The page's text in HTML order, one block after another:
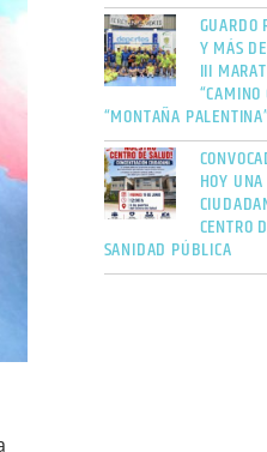
GUARDO
Y MÁS
III
“MONTAÑA
HOY
CENTRO
SANIDAD PÚBLICA